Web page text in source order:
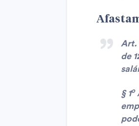
Art.
de
§ 1o